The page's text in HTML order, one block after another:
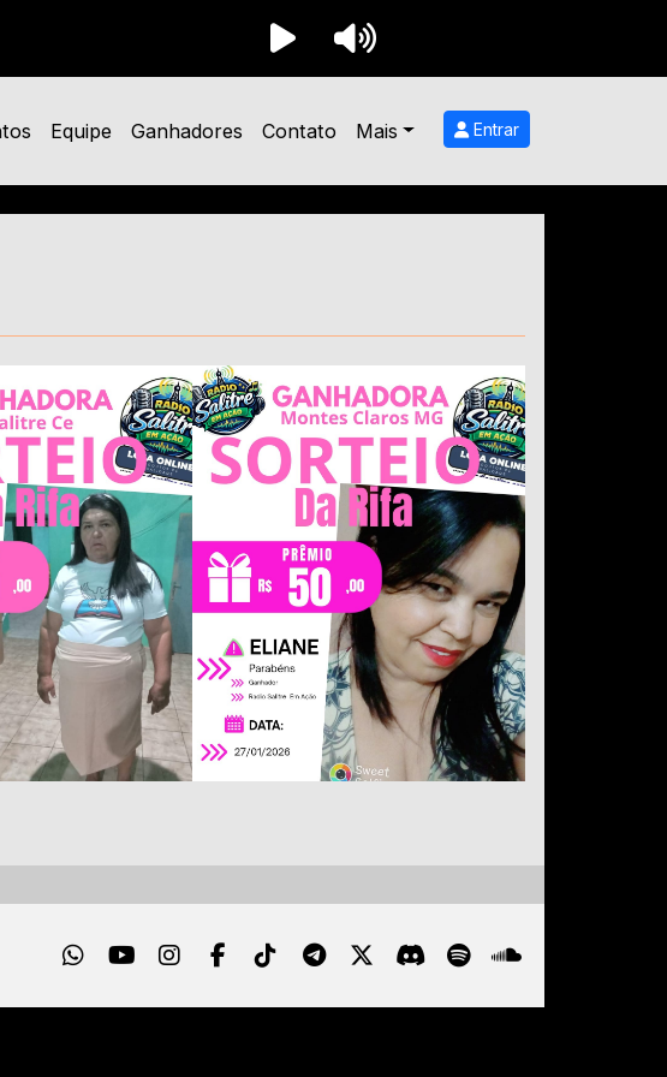
Equipe Ganhadores Contato Mais Entrar